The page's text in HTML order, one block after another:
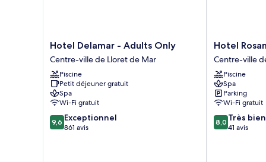
Hotel
Delamar
-
Adults
Only
Centre-
ville
de
Lloret
Hotel Delamar - Adults Only
Centre-ville de Lloret de Mar
Piscine
Petit déjeuner gratuit
Spa
Wi-Fi gratuit
9.6
sur
9,6 Exceptionnel
861 avis
Hotel
Rosamar
Maritim
Centre-
ville
de
Lloret
de
Mar
Hotel
Centre-ville
Piscine
Spa
Parking
Wi-Fi gratuit
8.0
sur
8,0 Très bien
41 avis